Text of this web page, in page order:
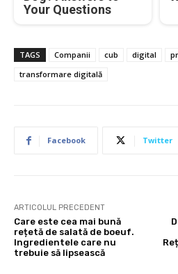
Your Questions
TAGS Companii cub digital
transformare digitală
Facebook Twitter
ARTICOLUL PRECEDENT
Care este cea mai bună
rețetă de salată de boeuf.
Ingredientele care nu
trebuie să lipsească